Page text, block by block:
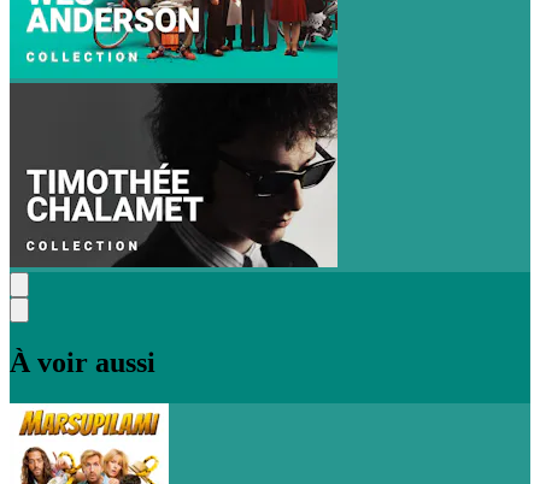
À voir aussi